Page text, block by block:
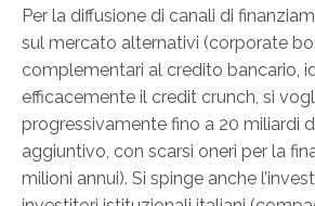
Per la diffusione di canali di
sul mercato alternativi (corporate
complementari al credito bancario,
efficacemente il credit crunch, si
progressivamente fino a 20 miliardi
aggiuntivo, con scarsi oneri per la
milioni annui). Si spinge anche